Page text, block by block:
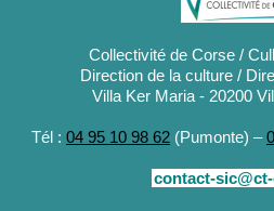
Collectivité de Corse /
Direction de la culture /
Villa Ker Maria - 20200
Tél : 04 95 10 98 62 (Pumonte) –
contact-